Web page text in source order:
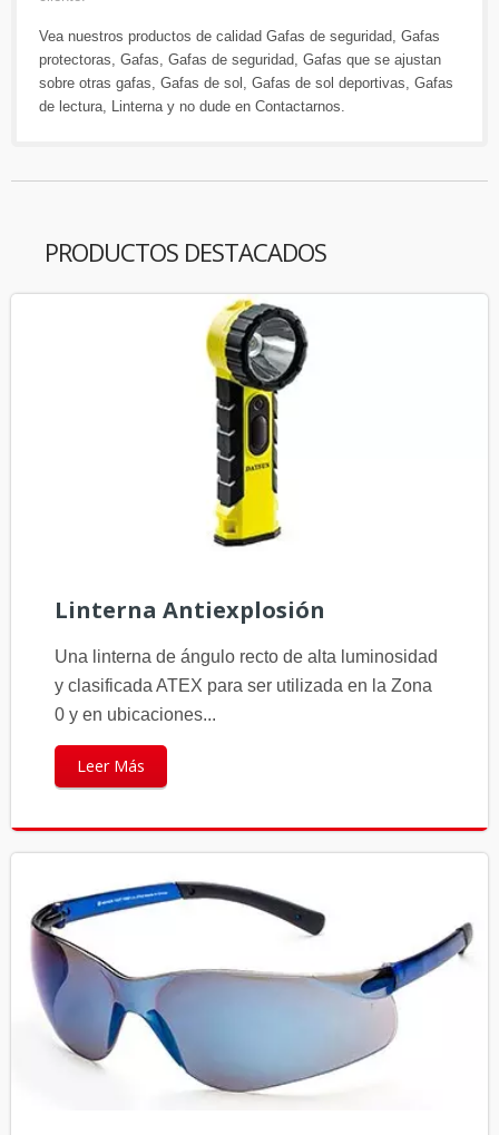
Vea nuestros productos de calidad Gafas de seguridad, Gafas
protectoras, Gafas, Gafas de seguridad, Gafas que se ajustan
sobre otras gafas, Gafas de sol , Gafas de sol deportivas, Gafas
de lectura, Linternay no dude en Contactarnos.
PRODUCTOS DESTACADOS
Linterna Antiexplosión
Una linterna de ángulo recto de alta luminosidad
y clasificada ATEX para ser utilizada en la Zona
0 y en ubicaciones...
Leer Más